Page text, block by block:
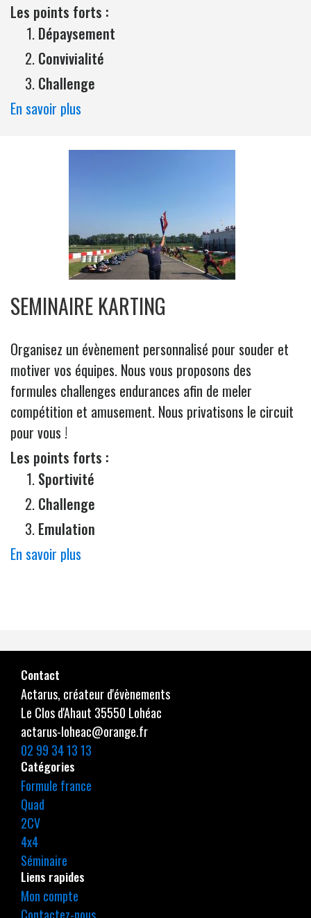
Les points forts :
Dépaysement
Convivialité
Challenge
En savoir plus
SEMINAIRE KARTING
Organisez un évènement personnalisé pour souder et
motiver vos équipes. Nous vous proposons des
formules challenges endurances afin de meler
compétition et amusement. Nous privatisons le circuit
pour vous !
Les points forts :
Sportivité
Challenge
Emulation
En savoir plus
Contact
Actarus, créateur d'évènements
Le Clos d'Ahaut 35550 Lohéac
actarus-loheac@orange.fr
02 99 34 13 13
Catégories
Formule france
Quad
2CV
4x4
Séminaire
Liens rapides
Mon compte
Contactez-nous